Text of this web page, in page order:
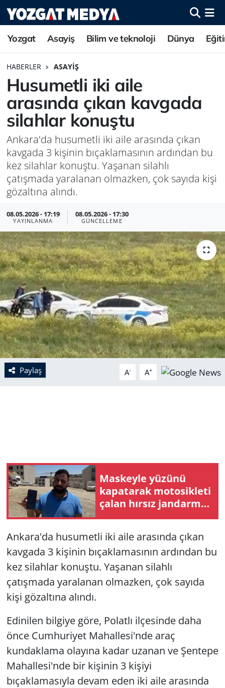
Yozgat Asayiş Bilim ve teknoloji Dünya
HABERLER ASAYIŞ
Husumetli iki aile
arasında çıkan kavgada
silahlar konuştu
Ankara'da husumetli iki aile arasında çıkan
kavgada 3 kişinin bıçaklamasının ardından bu
kez silahlar konuştu. Yaşanan silahlı
çatışmada yaralanan olmazken, çok sayıda kişi
gözaltına alındı.
08.05.2026 - 17:19
YAYINLANMA
08.05.2026 - 17:30
GÜNCELLEME
Paylaş A- A+
Maskeyle yüzünü
kapatarak motosikleti
çalan hırsız jandarma
ekiplerinden
Ankara'da husumetli iki aile arasında çıkan
kavgada 3 kişinin bıçaklamasının ardından bu
kez silahlar konuştu. Yaşanan silahlı
çatışmada yaralanan olmazken, çok sayıda
kişi gözaltına alındı.
Edinilen bilgiye göre, Polatlı ilçesinde daha
önce Cumhuriyet Mahallesi'nde araç
kundaklama olayına kadar uzanan ve Şentepe
Mahallesi'nde bir kişinin 3 kişiyi
bıçaklamasıyla devam eden iki aile arasında